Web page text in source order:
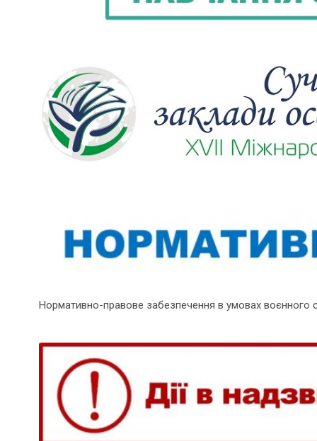
Нормативно-правове забезпечення в умовах воєнного